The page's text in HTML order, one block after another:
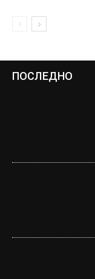
ПОСЛЕДНО